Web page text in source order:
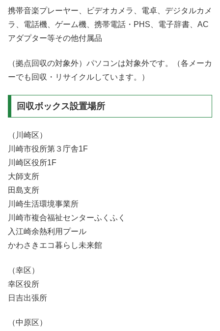
携帯音楽プレーヤー、ビデオカメラ、電卓、デジタルカメ
ラ、電話機、ゲーム機、携帯電話・PHS、電子辞書、AC
アダプター等その他付属品
（拠点回収の対象外）パソコンは対象外です。（各メーカ
ーでも回収・リサイクルしています。）
回収ボックス設置場所
（川崎区）
川崎市役所第３庁舎1F
川崎区役所1F
大師支所
田島支所
川崎生活環境事業所
川崎市複合福祉センターふくふく
入江崎余熱利用プール
かわさきエコ暮らし未来館
（幸区）
幸区役所
日吉出張所
（中原区）